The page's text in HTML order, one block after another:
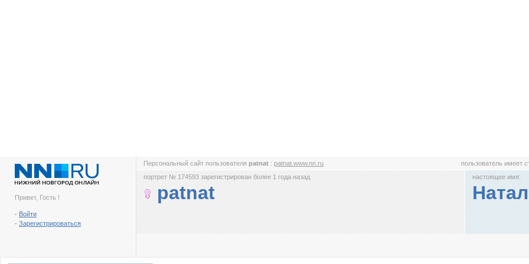
Привет, Гость !
- Войти
- Зарегистрироваться
Персональный сайт пользователя patnat : patnat.www.nn.ru пользователь имеет
портрет № 174593 зарегистрирован более 1 года назад
patnat
настоящее имя: